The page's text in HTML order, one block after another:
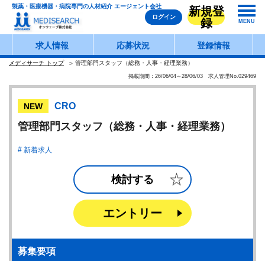
製薬・医療機器・病院専門の人材紹介 エージェント会社
ログイン
新規登
録
MENU
求人情報 応募状況 登録情報
メディサーチ トップ 管理部門スタッフ（総務・人事・経理業務）
掲載期間：26/06/04～28/06/03 求人管理No.029469
NEW CRO
管理部門スタッフ（総務・人事・経理業務）
新着求人
検討する
エントリー
募集要項